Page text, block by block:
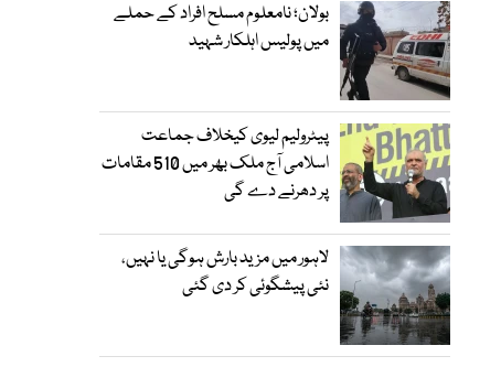
بولان؛ نامعلوم مسلح افراد کے حملے
میں پولیس اہلکار شہید
پیٹرولیم لیوی کیخلاف جماعت
اسلامی آج ملک بھر میں 510 مقامات
پر دھرنے دے گی
لاہور میں مزید بارش ہوگی یا نہیں،
نئی پیشگوئی کر دی گئی